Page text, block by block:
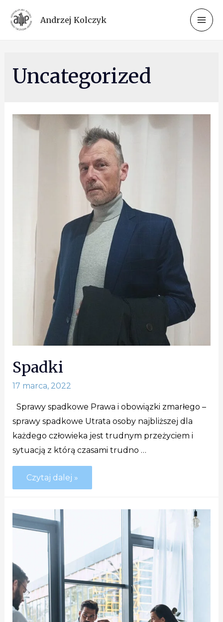
Andrzej Kolczyk
Uncategorized
Spadki
17 marca, 2022
Sprawy spadkowe Prawa i obowiązki zmarłego –
sprawy spadkowe Utrata osoby najbliższej dla
każdego człowieka jest trudnym przeżyciem i
sytuacją z którą czasami trudno …
Czytaj dalej »